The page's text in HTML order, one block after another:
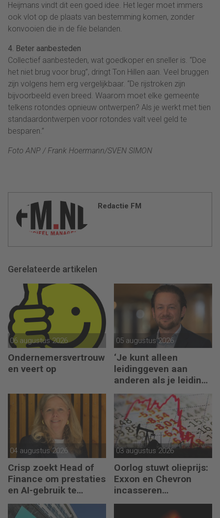
Heijmans vindt dit een goed idee. Het leger moet immers
ook vlot op de plaats van bestemming komen, zonder
konvooien die in de file belanden.
4. Beter aanbesteden
Collectief aanbesteden, wat goedkoper en sneller is. “Doe
het niet brug voor brug”, dringt Ton Hillen aan. Veel bruggen
zijn volgens hem erg vergelijkbaar. “De rijstroken zijn
bijvoorbeeld even breed. Waarom moet elke gemeente
telkens rotondes opnieuw ontwerpen? Als je werkt met tien
standaardontwerpen voor rotondes valt veel geld te
besparen.”
Foto ANP / Frank Hoermann/SVEN SIMON
Redactie FM
Gerelateerde artikelen
06 augustus 2026
Ondernemersvertrouw
en veert op
05 augustus 2026
‘Je kunt alleen
leidinggeven aan
anderen als je leiding
kunt geven aan jezelf’
04 augustus 2026
Crisp zoekt Head of
Finance om prestaties
en AI-gebruik te
versnellen
03 augustus 2026
Oorlog stuwt olieprijs:
Exxon en Chevron
incasseren
miljardenwinsten